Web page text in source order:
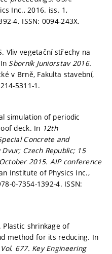
Inc., 2016. iss. 1,
4. ISSN: 0094-243X.
Vliv vegetační střechy na
Sborník Juniorstav 2016.
v Brně, Fakulta stavební,
5311-1.
simulation of periodic
deck. In 12th
Concrete and
Czech Republic; 15
2015. AIP conference
Institute of Physics Inc.,
0-7354-1392-4. ISSN:
Plastic shrinkage of
method for its reducing. In
677. Key Engineering